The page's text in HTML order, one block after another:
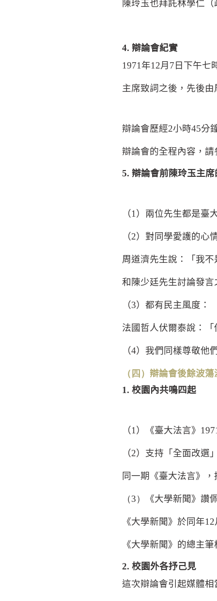
陳玲玉也拜託林學仁
4. 辯論會紀實
1971 年12月 7 日下午七
主席致詞之後，先後
辯論會歷經2小時45分
辯論會的全程內容，
5. 辯論會前陳玲玉主
（1 ）兩位先生都是臺
（2）對同學愛護的心
周道濟先生說：「我
和陳少廷先生討論發
（3）都有民主風度：
法國哲人伏爾泰說：
（4）我們同樣尊敬他
（四） 辯論會後餘波蕩
1. 校園內共鳴四起
（1 ）《臺大法言》
（2）支持「全面改選
同一期《臺大法言》
（3） 《大學新聞》讚
《大學新聞》於同年12
《大學新聞》的總主
2. 校園外各抒己見
這次辯論會引起媒體